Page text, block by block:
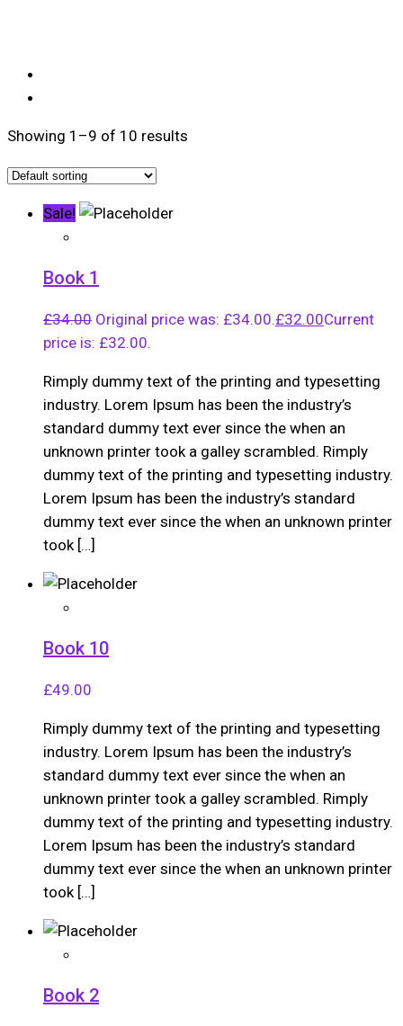
Showing 1–9 of 10 results
Sale!
Book 1
£34.00 Original price was: £34.00.£32.00Current
price is: £32.00.
Rimply dummy text of the printing and typesetting
industry. Lorem Ipsum has been the industry’s
standard dummy text ever since the when an
unknown printer took a galley scrambled. Rimply
dummy text of the printing and typesetting industry.
Lorem Ipsum has been the industry’s standard
dummy text ever since the when an unknown printer
took […]
Book 10
£49.00
Rimply dummy text of the printing and typesetting
industry. Lorem Ipsum has been the industry’s
standard dummy text ever since the when an
unknown printer took a galley scrambled. Rimply
dummy text of the printing and typesetting industry.
Lorem Ipsum has been the industry’s standard
dummy text ever since the when an unknown printer
took […]
Book 2